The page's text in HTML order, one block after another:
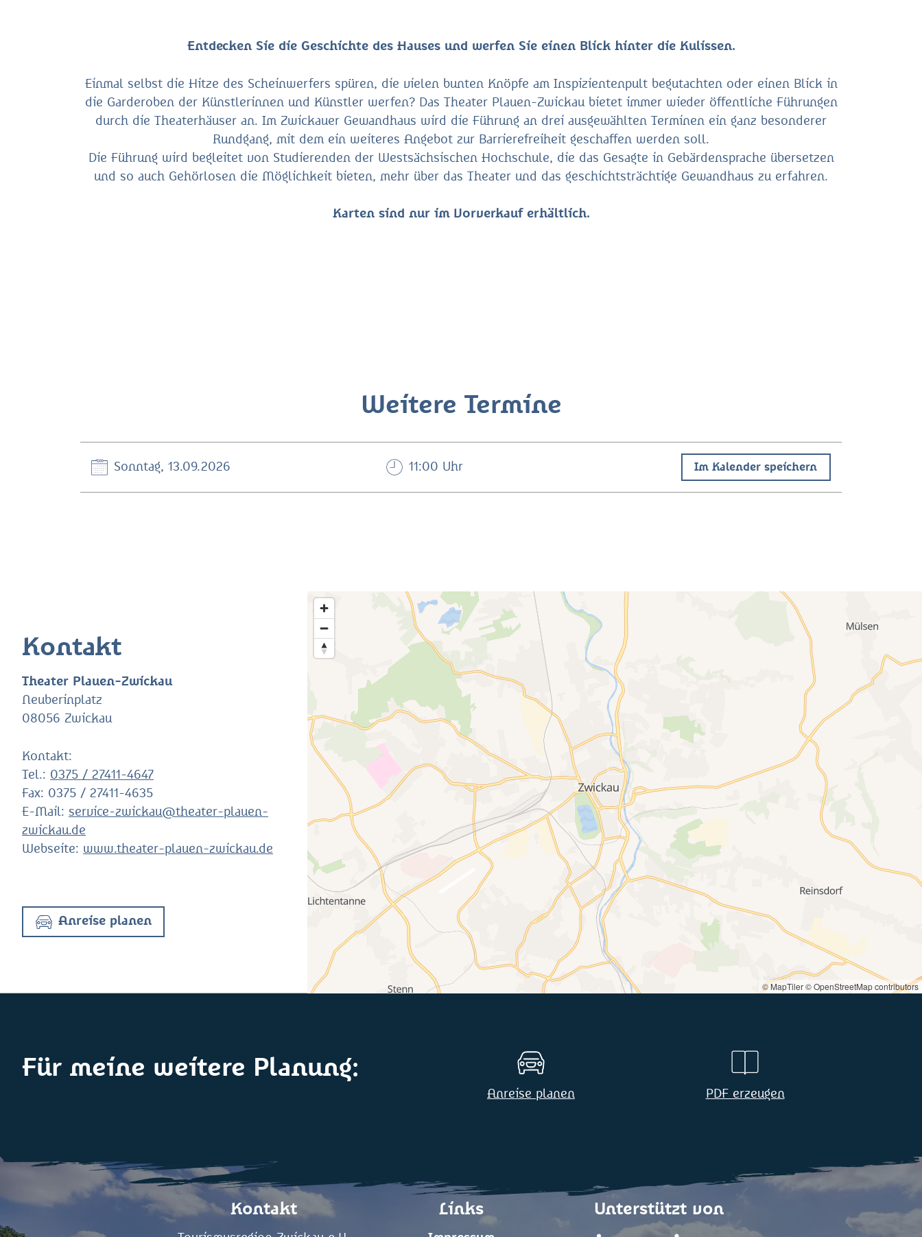
Entdecken Sie die Geschichte des Hauses und werfen Sie einen Blick hinter die Kulissen.
Einmal selbst die Hitze des Scheinwerfers spüren, die vielen bunten Knöpfe am Inspizientenpult begutachten oder einen Blick in
die Garderoben der Künstlerinnen und Künstler werfen? Das Theater Plauen-Zwickau bietet immer wieder öffentliche Führungen
durch die Theaterhäuser an. Im Zwickauer Gewandhaus wird die Führung an drei ausgewählten Terminen ein ganz besonderer
Rundgang, mit dem ein weiteres Angebot zur Barrierefreiheit geschaffen werden soll.
Die Führung wird begleitet von Studierenden der Westsächsischen Hochschule, die das Gesagte in Gebärdensprache übersetzen
und so auch Gehörlosen die Möglichkeit bieten, mehr über das Theater und das geschichtsträchtige Gewandhaus zu erfahren.
Karten sind nur im Vorverkauf erhältlich.
Weitere Termine
Sonntag, 13.09.2026 11:00 Uhr Im Kalender speichern
Kontakt
Theater Plauen-Zwickau
Neuberinplatz
08056 Zwickau
Kontakt:
Tel.: 0375 / 27411-4647
Fax: 0375 / 27411-4635
E-Mail: service-zwickau@theater-plauen-
zwickau.de
Webseite: www.theater-plauen-zwickau.de
Anreise planen
© MapTiler© OpenStreetMap contributors
Für meine weitere Planung:
Anreise planen PDF erzeugen
Kontakt Links Unterstützt von